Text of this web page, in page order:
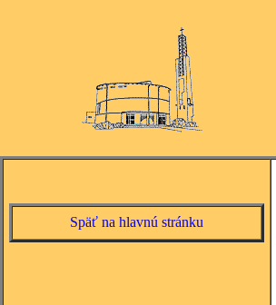
Späť na hlavnú stránku